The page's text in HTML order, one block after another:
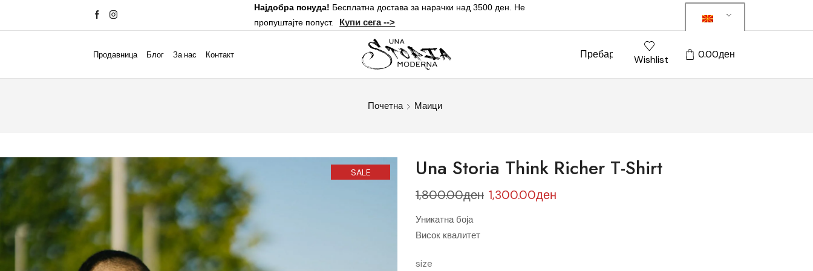
Најдобра понуда! Бесплатна достава за нарачки над 3500 ден. Не
пропуштајте попуст.
Купи сега -->
Продавница Блог За нас Контакт Пребарај Wishlist 0.00ден
Почетна Маици
SALE Una Storia Think Richer T-Shirt
1,800.00ден 1,300.00ден
Уникатна боја
Висок квалитет
size